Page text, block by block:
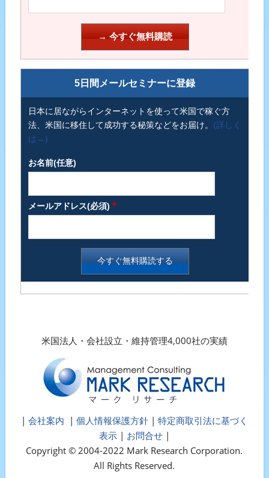
5日間メールセミナーに登録
日本に居ながらインターネットを使って米国で稼ぐ方
法、米国に移住して成功する秘策などをお届け。 (詳しく
は→)
お名前(任意)
メールアドレス(必須) *
米国法人・会社設立・維持管理4,000社の実績
| 会社案内 | 個人情報保護方針| 特定商取引法に基づく
表示| お問合せ|
Copyright © 2004-2022 Mark Research Corporation.
All Rights Reserved.